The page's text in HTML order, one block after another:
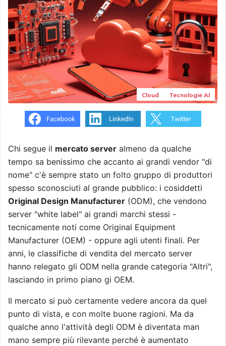
Cloud Tecnologie AI
Chi segue il mercato server almeno da qualche
tempo sa benissimo che accanto ai grandi vendor "di
nome" c'è sempre stato un folto gruppo di produttori
spesso sconosciuti al grande pubblico: i cosiddetti
Original Design Manufacturer (ODM), che vendono
server "white label" ai grandi marchi stessi -
tecnicamente noti come Original Equipment
Manufacturer (OEM) - oppure agli utenti finali. Per
anni, le classifiche di vendita del mercato server
hanno relegato gli ODM nella grande categoria "Altri",
lasciando in primo piano gi OEM.
Il mercato si può certamente vedere ancora da quel
punto di vista, e con molte buone ragioni. Ma da
qualche anno l'attività degli ODM è diventata man
mano sempre più rilevante perché è aumentato